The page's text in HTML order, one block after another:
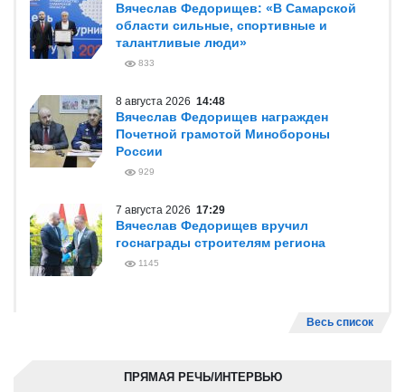
Вячеслав Федорищев: «В Самарской
области сильные, спортивные и
талантливые люди»
833
8 августа 2026 14:48
Вячеслав Федорищев награжден
Почетной грамотой Минобороны
России
929
7 августа 2026 17:29
Вячеслав Федорищев вручил
госнаграды строителям региона
1145
Весь список
ПРЯМАЯ РЕЧЬ/ИНТЕРВЬЮ